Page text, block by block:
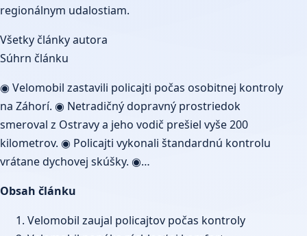
regionálnym udalostiam.
Všetky články autora
Súhrn článku
◉ Velomobil zastavili policajti počas osobitnej kontroly
na Záhorí. ◉ Netradičný dopravný prostriedok
smeroval z Ostravy a jeho vodič prešiel vyše 200
kilometrov. ◉ Policajti vykonali štandardnú kontrolu
vrátane dychovej skúšky. ◉…
Obsah článku
Velomobil zaujal policajtov počas kontroly